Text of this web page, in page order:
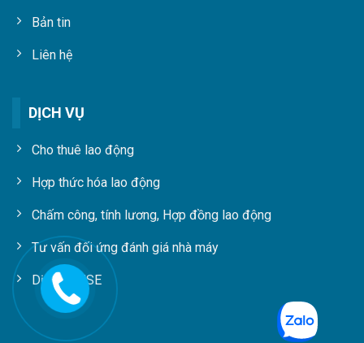
Bản tin
Liên hệ
DỊCH VỤ
Cho thuê lao động
Hợp thức hóa lao động
Chấm công, tính lương, Hợp đồng lao động
Tư vấn đối ứng đánh giá nhà máy
Dịch vụ HSE